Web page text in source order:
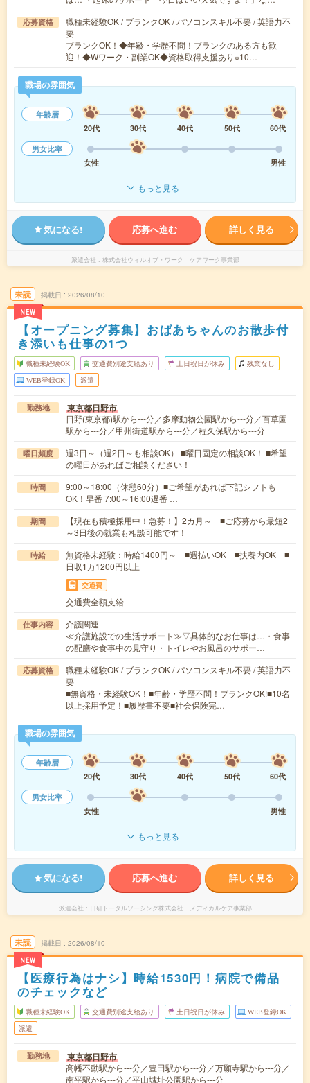
応募資格
職種未経験OK / ブランクOK / パソコンスキル不要 / 英語力不
要
ブランクOK！◆年齢・学歴不問！ブランクのある方も歓
迎！◆Wワーク・副業OK◆資格取得支援あり※10…
職場の雰囲気
年齢層
20代
30代 40代 50代
60代
男女比率
女性
男性
もっと見る
気になる! 応募へ進む 詳しく見る
派遣会社 株式会社ウィルオブ・ワーク ケアワーク事業部
未読
NEW
掲載日 2026/08/10
【オープニング募集】おばあちゃんのお散歩付
き添いも仕事の1つ
職種未経験OK 交通費別途支給あり 土日祝日が休み 残業なし
WEB登録OK 派遣
勤務地 東京都日野市
日野(東京都)駅から---分／多摩動物公園駅から---分／百草園
駅から---分／甲州街道駅から---分／程久保駅から---分
曜日頻度
週3日～（週2日～も相談OK） ■曜日固定の相談OK！ ■希望
の曜日があればご相談ください！
時間
9:00～18:00（休憩60分）■ご希望があれば下記シフトも
OK！早番 7:00～16:00遅番 …
期間
【現在も積極採用中！急募！】2カ月～ ■ご応募から最短2
～3日後の就業も相談可能です！
時給
無資格未経験：時給1400円～ ■週払いOK ■扶養内OK ■
日収1万1200円以上
交通費
交通費全額支給
仕事内容
介護関連
≪介護施設での生活サポート≫▽具体的なお仕事は…・食事
の配膳や食事中の見守り・トイレやお風呂のサポー…
応募資格
職種未経験OK / ブランクOK / パソコンスキル不要 / 英語力不
要
■無資格・未経験OK！■年齢・学歴不問！ブランクOK!■10名
以上採用予定！■履歴書不要■社会保険完…
職場の雰囲気
年齢層
20代
30代 40代 50代
60代
男女比率
女性
男性
もっと見る
気になる! 応募へ進む 詳しく見る
派遣会社 日研トータルソーシング株式会社 メディカルケア事業部
未読
NEW
掲載日 2026/08/10
【医療行為はナシ】時給1530円！病院で備品
のチェックなど
職種未経験OK 交通費別途支給あり 土日祝日が休み WEB登録OK
派遣
勤務地 東京都日野市
高幡不動駅から---分／豊田駅から---分／万願寺駅から---分／
南平駅から---分／平山城址公園駅から---分